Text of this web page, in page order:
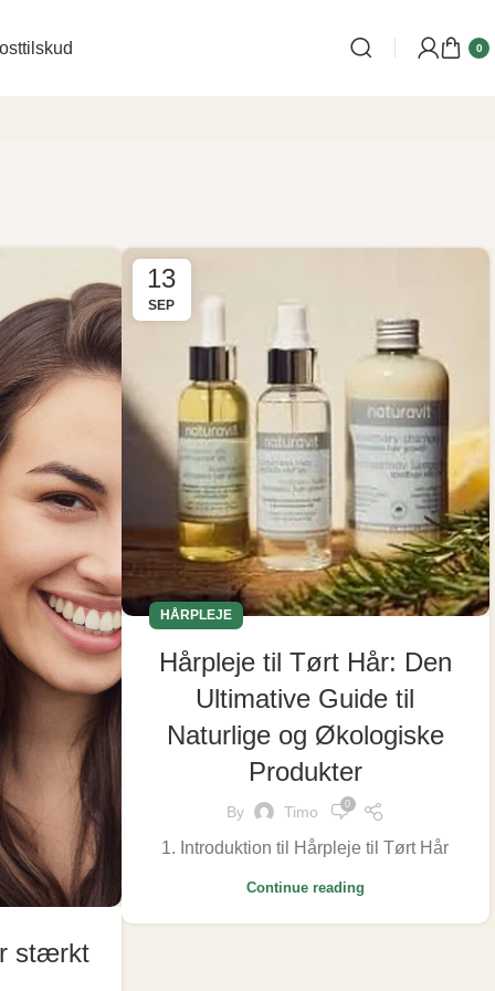
0
stærkt
13
SEP
HÅRPLEJE
Hårpleje til Tørt Hår: Den
Ultimative Guide til
Naturlige og Økologiske
Produkter
By Timo 0
1. Introduktion til Hårpleje til Tørt Hår
Continue reading